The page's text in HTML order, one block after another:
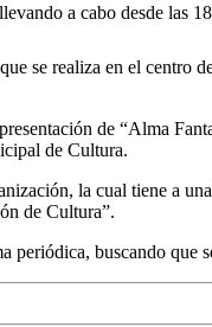
a cabo desde las
se realiza en el
de “Alma
de Cultura.
la cual tiene a
de Cultura”.
periódica, buscando